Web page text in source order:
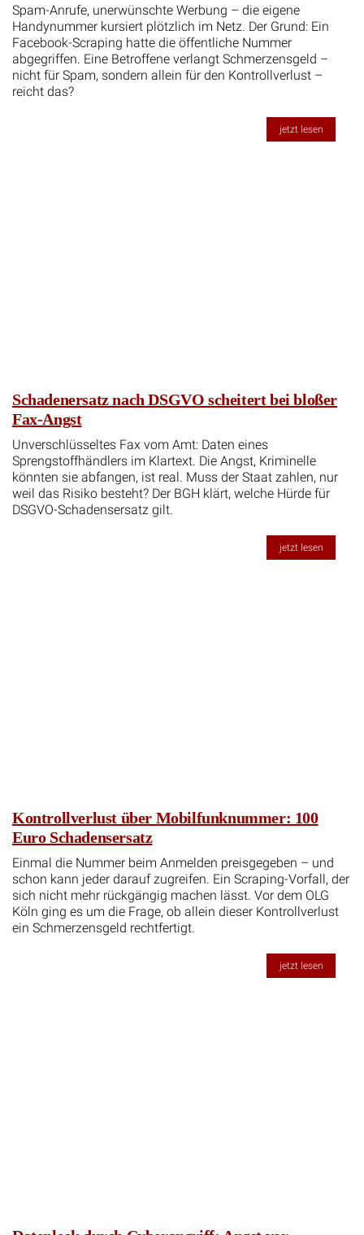
Spam-Anrufe, unerwünschte Werbung – die eigene
Handynummer kursiert plötzlich im Netz. Der Grund: Ein
Facebook-Scraping hatte die öffentliche Nummer
abgegriffen. Eine Betroffene verlangt Schmerzensgeld –
nicht für Spam, sondern allein für den Kontrollverlust –
reicht das?
jetzt lesen
Schadenersatz nach DSGVO scheitert bei bloßer
Fax-Angst
Unverschlüsseltes Fax vom Amt: Daten eines
Sprengstoffhändlers im Klartext. Die Angst, Kriminelle
könnten sie abfangen, ist real. Muss der Staat zahlen, nur
weil das Risiko besteht? Der BGH klärt, welche Hürde für
DSGVO-Schadensersatz gilt.
jetzt lesen
Kontrollverlust über Mobilfunknummer: 100
Euro Schadensersatz
Einmal die Nummer beim Anmelden preisgegeben – und
schon kann jeder darauf zugreifen. Ein Scraping-Vorfall, der
sich nicht mehr rückgängig machen lässt. Vor dem OLG
Köln ging es um die Frage, ob allein dieser Kontrollverlust
ein Schmerzensgeld rechtfertigt.
jetzt lesen